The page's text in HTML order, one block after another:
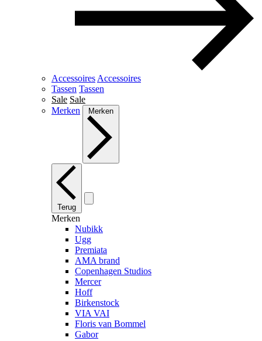
Accessoires Accessoires
Tassen Tassen
Sale Sale
Merken
Merken
Terug
Merken
Nubikk
Ugg
Premiata
AMA brand
Copenhagen Studios
Mercer
Hoff
Birkenstock
VIA VAI
Floris van Bommel
Gabor